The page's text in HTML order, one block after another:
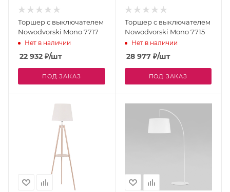
Торшер с выключателем
Nowodvorski Mono 7717
Нет в наличии
22 932 ₽/шт
ПОД ЗАКАЗ
Торшер с выключателем
Nowodvorski Mono 7715
Нет в наличии
28 977₽/шт
ПОД ЗАКАЗ